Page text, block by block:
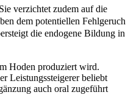
verzichtet zudem auf die
dem potentiellen Fehlgeruch
die endogene Bildung in
Hoden produziert wird.
Leistungssteigerer beliebt
auch oral zugeführt